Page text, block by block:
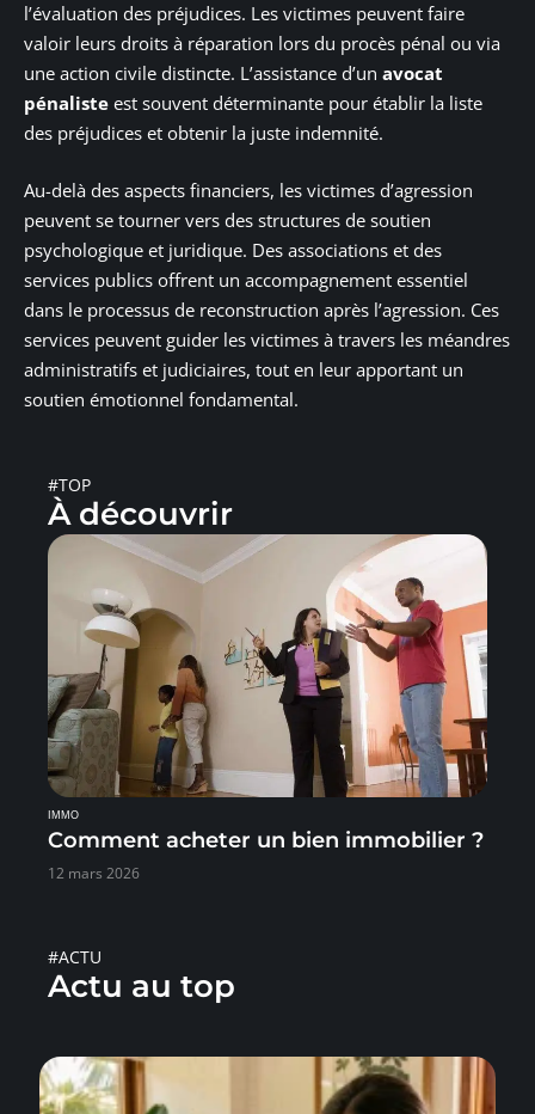
l’évaluation des préjudices. Les victimes peuvent faire
valoir leurs droits à réparation lors du procès pénal ou via
une action civile distincte. L’assistance d’un avocat
pénaliste est souvent déterminante pour établir la liste
des préjudices et obtenir la juste indemnité.
Au-delà des aspects financiers, les victimes d’agression
peuvent se tourner vers des structures de soutien
psychologique et juridique. Des associations et des
services publics offrent un accompagnement essentiel
dans le processus de reconstruction après l’agression. Ces
services peuvent guider les victimes à travers les méandres
administratifs et judiciaires, tout en leur apportant un
soutien émotionnel fondamental.
#TOP
À découvrir
IMMO
Comment acheter un bien immobilier ?
12 mars 2026
#ACTU
Actu au top